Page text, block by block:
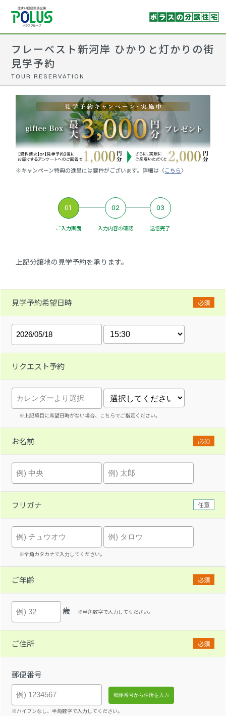
フレーベスト新河岸 ひかりと灯かりの街
見学予約
TOUR RESERVATION
※キャンペーン特典の進呈には要件がございます。詳細は〈こちら〉
01
ご入力画面
02
入力内容の確認
03
送信完了
上記分譲地の見学予約を承ります。
見学予約希望日時 必須
リクエスト予約
※上記項目に希望日時がない場合、こちらでご指定ください。
お名前 必須
フリガナ 任意
※全角カタカナで入力してください。
ご年齢 必須
歳 ※半角数字で入力してください。
ご住所 必須
郵便番号
※ハイフンなし、半角数字で入力してください。